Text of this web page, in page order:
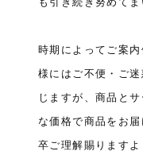
時期によってご案
様にはご不便・ご
じますが、商品と
な価格で商品をお
卒ご理解賜りますよ